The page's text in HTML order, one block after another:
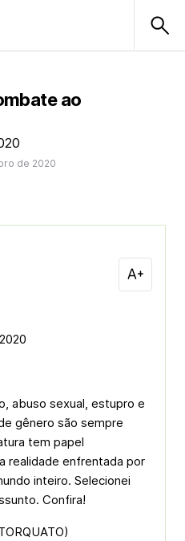
ao
de 2020
abuso sexual, estupro e
gênero são sempre
tem papel
realidade enfrentada por
inteiro. Selecionei
Confira!